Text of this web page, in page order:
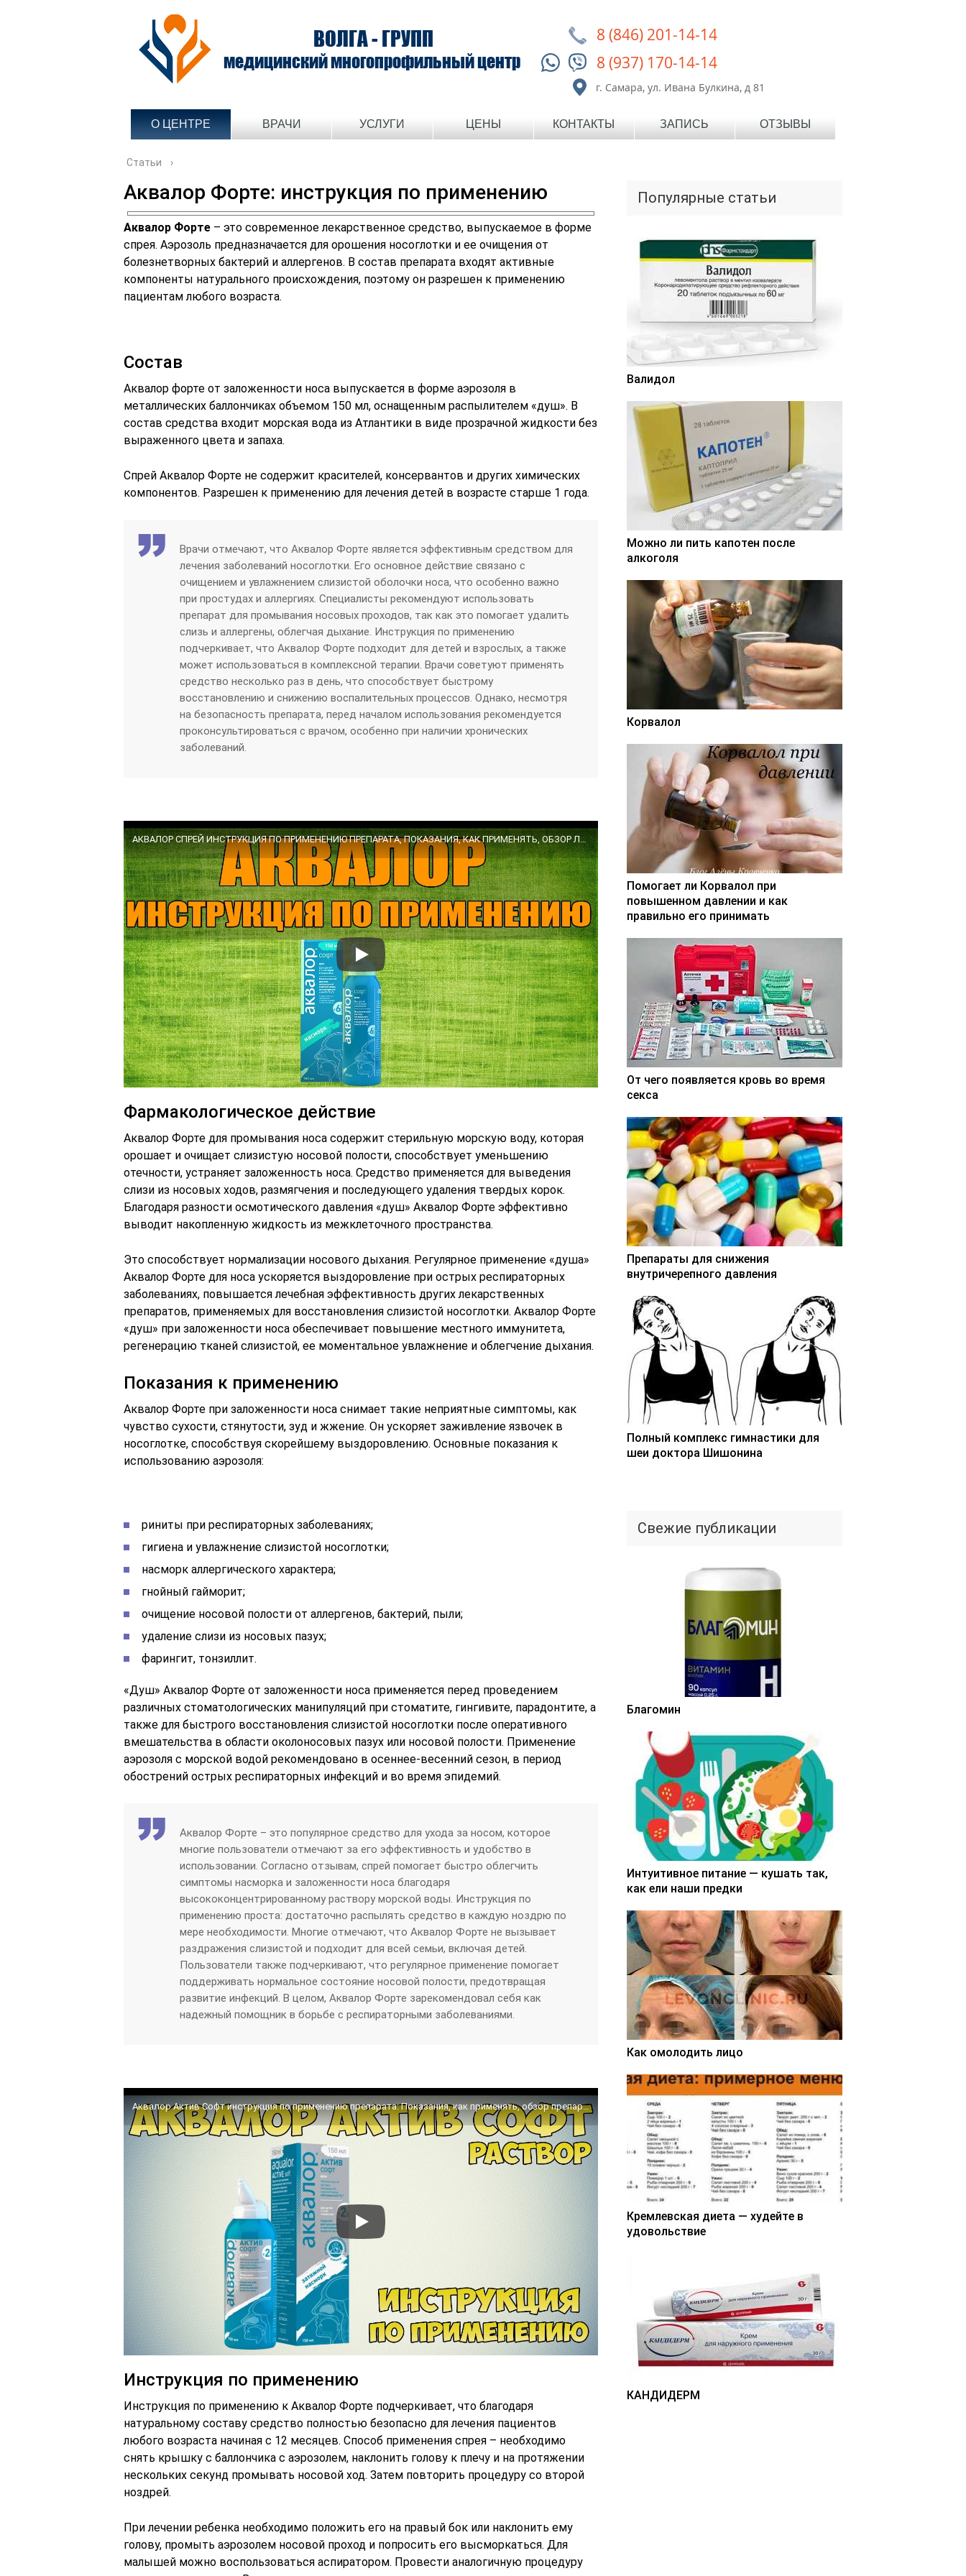
ВОЛГА - ГРУПП
медицинский многопрофильный центр
8 (846) 201-14-14
8 (937) 170-14-14
г. Самара, ул. Ивана Булкина, д 81
О ЦЕНТРЕ ВРАЧИ УСЛУГИ ЦЕНЫ КОНТАКТЫ ЗАПИСЬ ОТЗЫВЫ
Статьи ›
Аквалор Форте: инструкция по применению
Аквалор Форте – это современное лекарственное средство, выпускаемое в форме
спрея. Аэрозоль предназначается для орошения носоглотки и ее очищения от
болезнетворных бактерий и аллергенов. В состав препарата входят активные
компоненты натурального происхождения, поэтому он разрешен к применению
пациентам любого возраста.
Состав
Аквалор форте от заложенности носа выпускается в форме аэрозоля в
металлических баллончиках объемом 150 мл, оснащенным распылителем «душ». В
состав средства входит морская вода из Атлантики в виде прозрачной жидкости без
выраженного цвета и запаха.
Спрей Аквалор Форте не содержит красителей, консервантов и других химических
компонентов. Разрешен к применению для лечения детей в возрасте старше 1 года.
Врачи отмечают, что Аквалор Форте является эффективным средством для
лечения заболеваний носоглотки. Его основное действие связано с
очищением и увлажнением слизистой оболочки носа, что особенно важно
при простудах и аллергиях. Специалисты рекомендуют использовать
препарат для промывания носовых проходов, так как это помогает удалить
слизь и аллергены, облегчая дыхание. Инструкция по применению
подчеркивает, что Аквалор Форте подходит для детей и взрослых, а также
может использоваться в комплексной терапии. Врачи советуют применять
средство несколько раз в день, что способствует быстрому
восстановлению и снижению воспалительных процессов. Однако, несмотря
на безопасность препарата, перед началом использования рекомендуется
проконсультироваться с врачом, особенно при наличии хронических
заболеваний.
АКВАЛОР СПРЕЙ ИНСТРУКЦИЯ ПО ПРИМЕНЕНИЮ ПРЕПАРАТА, ПОКАЗАНИЯ, КАК ПРИМЕНЯТЬ, ОБЗОР ЛЕКАРСТВА
Фармакологическое действие
Аквалор Форте для промывания носа содержит стерильную морскую воду, которая
орошает и очищает слизистую носовой полости, способствует уменьшению
отечности, устраняет заложенность носа. Средство применяется для выведения
слизи из носовых ходов, размягчения и последующего удаления твердых корок.
Благодаря разности осмотического давления «душ» Аквалор Форте эффективно
выводит накопленную жидкость из межклеточного пространства.
Это способствует нормализации носового дыхания. Регулярное применение «душа»
Аквалор Форте для носа ускоряется выздоровление при острых респираторных
заболеваниях, повышается лечебная эффективность других лекарственных
препаратов, применяемых для восстановления слизистой носоглотки. Аквалор Форте
«душ» при заложенности носа обеспечивает повышение местного иммунитета,
регенерацию тканей слизистой, ее моментальное увлажнение и облегчение дыхания.
Показания к применению
Аквалор Форте при заложенности носа снимает такие неприятные симптомы, как
чувство сухости, стянутости, зуд и жжение. Он ускоряет заживление язвочек в
носоглотке, способствуя скорейшему выздоровлению. Основные показания к
использованию аэрозоля:
риниты при респираторных заболеваниях;
гигиена и увлажнение слизистой носоглотки;
насморк аллергического характера;
гнойный гайморит;
очищение носовой полости от аллергенов, бактерий, пыли;
удаление слизи из носовых пазух;
фарингит, тонзиллит.
«Душ» Аквалор Форте от заложенности носа применяется перед проведением
различных стоматологических манипуляций при стоматите, гингивите, парадонтите, а
также для быстрого восстановления слизистой носоглотки после оперативного
вмешательства в области околоносовых пазух или носовой полости. Применение
аэрозоля с морской водой рекомендовано в осеннее-весенний сезон, в период
обострений острых респираторных инфекций и во время эпидемий.
Аквалор Форте – это популярное средство для ухода за носом, которое
многие пользователи отмечают за его эффективность и удобство в
использовании. Согласно отзывам, спрей помогает быстро облегчить
симптомы насморка и заложенности носа благодаря
высококонцентрированному раствору морской воды. Инструкция по
применению проста: достаточно распылять средство в каждую ноздрю по
мере необходимости. Многие отмечают, что Аквалор Форте не вызывает
раздражения слизистой и подходит для всей семьи, включая детей.
Пользователи также подчеркивают, что регулярное применение помогает
поддерживать нормальное состояние носовой полости, предотвращая
развитие инфекций. В целом, Аквалор Форте зарекомендовал себя как
надежный помощник в борьбе с респираторными заболеваниями.
Аквалор Актив Софт инструкция по применению препарата: Показания, как применять, обзор препарата
Инструкция по применению
Инструкция по применению к Аквалор Форте подчеркивает, что благодаря
натуральному составу средство полностью безопасно для лечения пациентов
любого возраста начиная с 12 месяцев. Способ применения спрея – необходимо
снять крышку с баллончика с аэрозолем, наклонить голову к плечу и на протяжении
нескольких секунд промывать носовой ход. Затем повторить процедуру со второй
ноздрей.
При лечении ребенка необходимо положить его на правый бок или наклонить ему
голову, промыть аэрозолем носовой проход и попросить его высморкаться. Для
малышей можно воспользоваться аспиратором. Провести аналогичную процедуру
Популярные статьи
Валидол
Можно ли пить капотен после
алкоголя
Корвалол
Помогает ли Корвалол при
повышенном давлении и как
правильно его принимать
От чего появляется кровь во время
секса
Препараты для снижения
внутричерепного давления
Полный комплекс гимнастики для
шеи доктора Шишонина
Свежие публикации
Благомин
Интуитивное питание — кушать так,
как ели наши предки
Как омолодить лицо
Кремлевская диета — худейте в
удовольствие
КАНДИДЕРМ